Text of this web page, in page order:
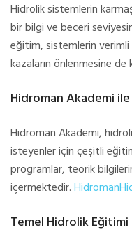
Hidrolik sistemlerin
bir bilgi ve beceri
eğitim, sistemlerin verimli
kazaların önlenmesine de
Hidroman Akademi
Hidroman Akademi,
isteyenler için çeşitli
programlar, teorik
içermektedir.Hidroman
Temel Hidrolik Eğitimi